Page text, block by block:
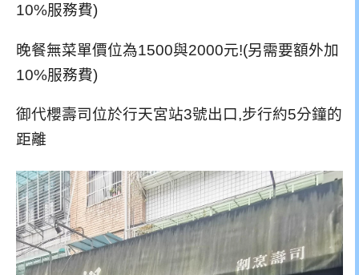
10%服務費)
晚餐無菜單價位為1500與2000元!(另需要額外加
10%服務費)
御代櫻壽司位於行天宮站3號出口,步行約5分鐘的
距離